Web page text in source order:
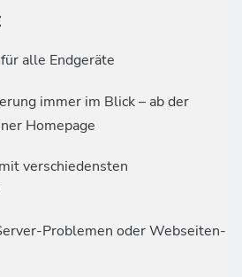
alle Endgeräte
immer im Blick – ab der
Homepage
verschiedensten
Problemen oder Webseiten-